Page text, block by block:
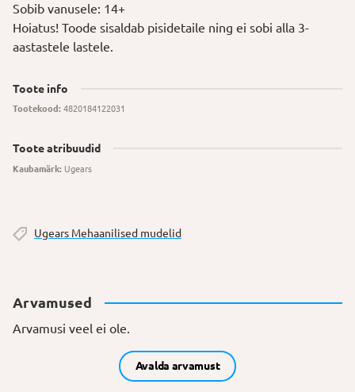
Sobib vanusele: 14+
Hoiatus! Toode sisaldab pisidetaile ning ei sobi alla 3-
aastastele lastele.
Toote info
Tootekood: 4820184122031
Toote atribuudid
Kaubamärk: Ugears
Ugears Mehaanilised mudelid
Arvamused
Arvamusi veel ei ole.
Avalda arvamust